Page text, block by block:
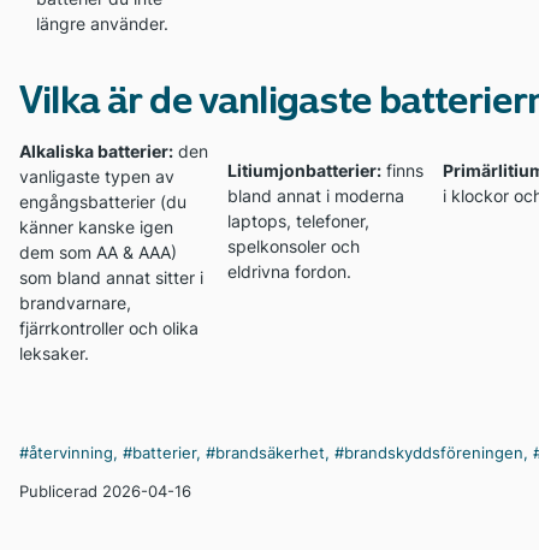
längre använder.
Vilka är de vanligaste
Alkaliska batterier:den
vanligaste typen av
engångsbatterier (du
känner kanske igen
dem som AA & AAA)
som bland annat sitter i
brandvarnare,
fjärrkontroller och olika
leksaker.
Litiumjonbatterier:finns
bland annat i moderna
laptops, telefoner,
spelkonsoler och
eldrivna fordon.
i klockor
#återvinning, #batterier, #brandsäkerhet, #brandskyddsföreningen,
Publicerad 2026-04-16